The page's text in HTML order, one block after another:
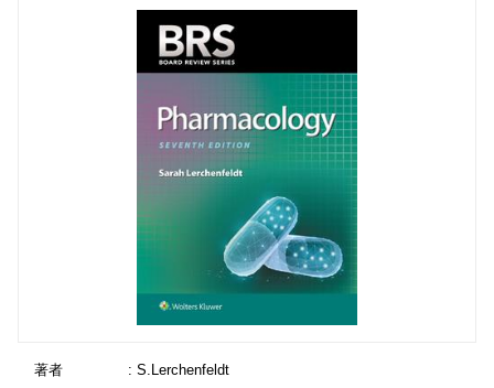
著者
: S.Lerchenfeldt